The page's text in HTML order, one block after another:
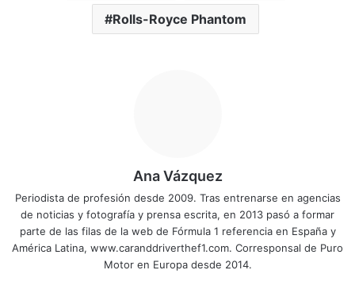
Rolls-Royce Phantom
Ana Vázquez
Periodista de profesión desde 2009. Tras entrenarse en agencias
de noticias y fotografía y prensa escrita, en 2013 pasó a formar
parte de las filas de la web de Fórmula 1 referencia en España y
América Latina, www.caranddriverthef1.com. Corresponsal de Puro
Motor en Europa desde 2014.